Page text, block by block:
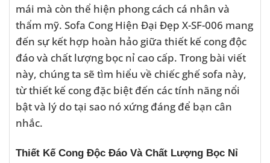
mái mà còn thể hiện phong cách cá nhân và
thẩm mỹ. Sofa Cong Hiện Đại Đẹp X-SF-006 mang
đến sự kết hợp hoàn hảo giữa thiết kế cong độc
đáo và chất lượng bọc nỉ cao cấp. Trong bài viết
này, chúng ta sẽ tìm hiểu về chiếc ghế sofa này,
từ thiết kế cong đặc biệt đến các tính năng nổi
bật và lý do tại sao nó xứng đáng để bạn cân
nhắc.
Thiết Kế Cong Độc Đáo Và Chất Lượng Bọc Nỉ